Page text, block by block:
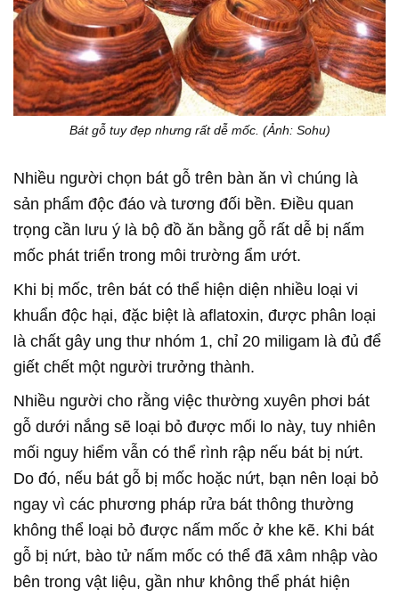
Bát gỗ tuy đẹp nhưng rất dễ mốc. (Ảnh: Sohu)
Nhiều người chọn bát gỗ trên bàn ăn vì chúng là
sản phẩm độc đáo và tương đối bền. Điều quan
trọng cần lưu ý là bộ đồ ăn bằng gỗ rất dễ bị nấm
mốc phát triển trong môi trường ẩm ướt.
Khi bị mốc, trên bát có thể hiện diện nhiều loại vi
khuẩn độc hại, đặc biệt là aflatoxin, được phân loại
là chất gây ung thư nhóm 1, chỉ 20 miligam là đủ để
giết chết một người trưởng thành.
Nhiều người cho rằng việc thường xuyên phơi bát
gỗ dưới nắng sẽ loại bỏ được mối lo này, tuy nhiên
mối nguy hiểm vẫn có thể rình rập nếu bát bị nứt.
Do đó, nếu bát gỗ bị mốc hoặc nứt, bạn nên loại bỏ
ngay vì các phương pháp rửa bát thông thường
không thể loại bỏ được nấm mốc ở khe kẽ. Khi bát
gỗ bị nứt, bào tử nấm mốc có thể đã xâm nhập vào
bên trong vật liệu, gần như không thể phát hiện